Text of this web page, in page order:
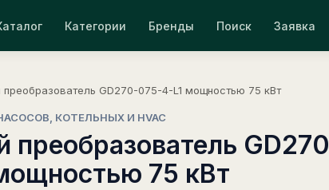
Категории Бренды Поиск Заявка
преобразователь GD270-075-4-L1 мощностью 75 кВт
КОТЕЛЬНЫХ И HVAC
преобразователь
75 кВт